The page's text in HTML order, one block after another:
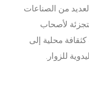
من الصناعات
لأصحاب
محلية إلى
للزوار.